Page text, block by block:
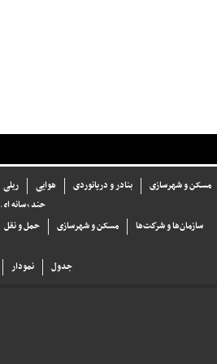
ریلی هوایی بنادر و دریانوردی مسکن و شهرسازی
چند رسانه ای
حمل و نقل مسکن و شهرسازی سازما‌ن‌ها و شركت‌ها
نمودار جدول